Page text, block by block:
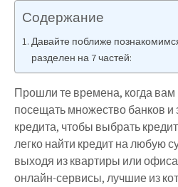
Содержание
Давайте поближе
разделен на 7 частей:
Прошли те времена, когда
посещать множество банков и
кредита, чтобы выбрать
легко найти кредит на любую
выходя из квартиры или
онлайн-сервисы, лучшие из